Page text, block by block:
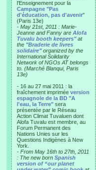
l'Enseignement pour la
Campagne "Pas
d'éducation, pas d'avenir"
(Paris 13e)
- May 21st, 2011 : Marie-
Jeanne and Fanny are Alofa
Tuvalu booth keepers"at
the "Braderie de livres
solidaire"organized by the
International Solidarity
Network of NGOs AT belongs
to. (Marché Blanqui, Paris
13e)
- 16 au 27 mai 2011 : la
fraîchement imprimée version
espagnole de la BD "A
l'eau, la Terre" sera
présentée par le Réseau
Action Climat Tuvaluen dont
Alofa Tuvalu est membre, au
Forum Permanent des
Nations Unies sur les
Questions Indigènes à New
York.
- From May 16th to 27th, 2011
: The new born Spanish
version of “our planet